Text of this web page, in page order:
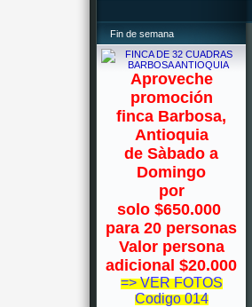
Fin de semana
Aproveche
promoción
finca Barbosa,
Antioquia
de Sàbado a
Domingo
por
solo $650.000
para 20 personas
Valor persona
adicional $20.000
=> VER FOTOS
Codigo 014